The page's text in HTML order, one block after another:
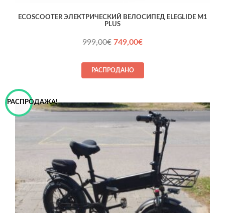
ECOSCOOTER ЭЛЕКТРИЧЕСКИЙ ВЕЛОСИПЕД ELEGLIDE M1
PLUS
999,00€ Первоначальная
составляла
999,00€.
749,00€Текущая
749,00€.
РАСПРОДАНО
РАСПРОДАЖА!